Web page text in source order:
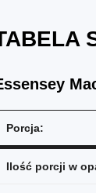
Porcja:
Ilość porcji w